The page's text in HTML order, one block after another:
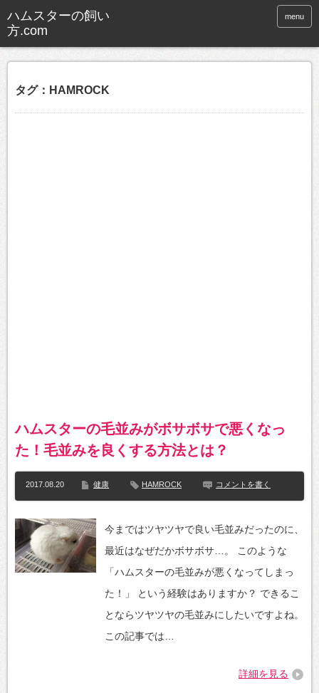
ハムスターの飼い
方.com
menu
タグ：HAMROCK
ハムスターの毛並みがボサボサで悪くなっ
た！毛並みを良くする方法とは？
2017.08.20 健康 HAMROCK コメントを書く
今まではツヤツヤで良い毛並みだったのに、
最近はなぜだかボサボサ…。 このような
「ハムスターの毛並みが悪くなってしまっ
た！」 という経験はありますか？ できるこ
とならツヤツヤの毛並みにしたいですよね。
この記事では…
詳細を見る